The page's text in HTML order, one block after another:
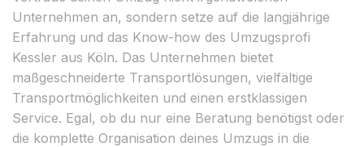
Unternehmen an, sondern setze auf die langjährige
Erfahrung und das Know-how des Umzugsprofi
Kessler aus Köln. Das Unternehmen bietet
maßgeschneiderte Transportlösungen, vielfältige
Transportmöglichkeiten und einen erstklassigen
Service. Egal, ob du nur eine Beratung benötigst oder
die komplette Organisation deines Umzugs in die